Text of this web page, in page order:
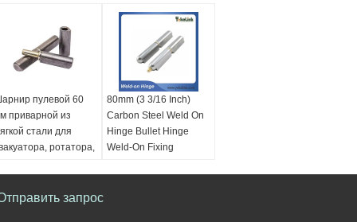
пулевой 60
приварной из
стали для
ротатора,
сталь/
80mm (3 3/16 Inch)
Carbon Steel Weld On
Hinge Bullet Hinge
Weld-On Fixing
запрос